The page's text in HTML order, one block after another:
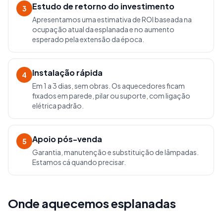
3 Estudo de retorno do investimento
Apresentamos uma estimativa de ROI baseada na
ocupação atual da esplanada e no aumento
esperado pela extensão da época.
4 Instalação rápida
Em 1 a 3 dias, sem obras. Os aquecedores ficam
fixados em parede, pilar ou suporte, com ligação
elétrica padrão.
5 Apoio pós-venda
Garantia, manutenção e substituição de lâmpadas.
Estamos cá quando precisar.
Onde aquecemos esplanadas